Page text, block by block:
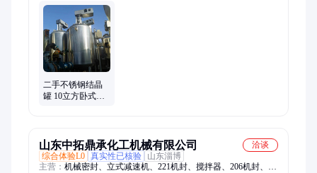
罐、高压反应釜、二维混合机、饲料粉碎机、高压均质机、平板
离心机、化工液体罐、单层液体罐、卧螺离心机、闪蒸干燥机、
单筒烘干机、不锈钢储罐、真空液体罐、滚筒烘干机、板框压滤
机、滚筒烘干设备、热风循环烘箱、不锈钢反应釜、二手真空储
罐、二手立式提取罐、二手立式乳品罐、平板吊带离心机、二手
三筒烘干机
二手不锈钢结晶
罐 10立方卧式淀
山东中拓鼎承化工机械有限公司
洽谈
综合体验L0 真实性已核验
山东淄博
主营： 机械密封、立式减速机、221机封、搅拌器、206机封、